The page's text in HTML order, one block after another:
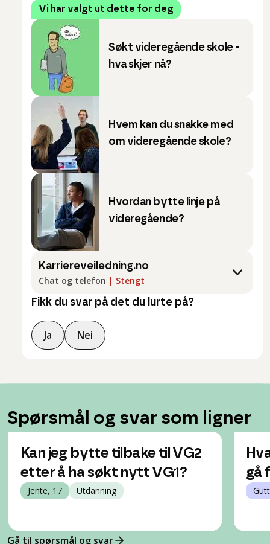
Vi har valgt ut dette for deg
Søkt videregående skole -
hva skjer nå?
Hvem kan du snakke med
om videregående skole?
Hvordan bytte linje på
videregående?
Karriereveiledning.no
Chat og telefon | Stengt
Fikk du svar på det du lurte på?
Ja Nei
Spørsmål og svar som ligner
Kan jeg bytte tilbake til VG2
etter å ha søkt nytt VG1?
Jente, 17 Utdanning
gå
Gå til spørsmål og svar